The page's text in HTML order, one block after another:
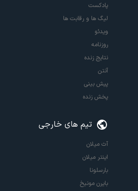
پادکست
لیگ ها و رقابت ها
ویدئو
روزنامه
نتایج زنده
آنتن
پیش بینی
پخش زنده
تیم های خارجی
آث میلان
اینتر میلان
بارسلونا
بایرن مونیخ